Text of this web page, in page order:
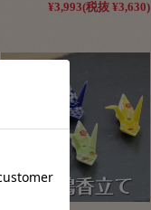
¥3,993(税抜 ¥3,630)